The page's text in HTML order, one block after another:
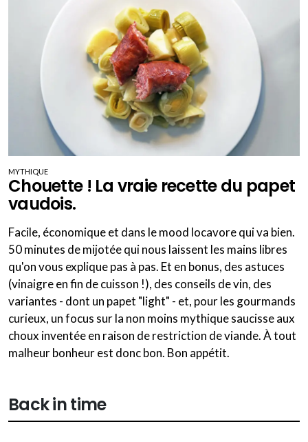
MYTHIQUE
Chouette ! La vraie recette du papet
vaudois.
Facile, économique et dans le mood locavore qui va bien.
50 minutes de mijotée qui nous laissent les mains libres
qu'on vous explique pas à pas. Et en bonus, des astuces
(vinaigre en fin de cuisson !), des conseils de vin, des
variantes - dont un papet "light" - et, pour les gourmands
curieux, un focus sur la non moins mythique saucisse aux
choux inventée en raison de restriction de viande. À tout
malheur bonheur est donc bon. Bon appétit.
Back in time